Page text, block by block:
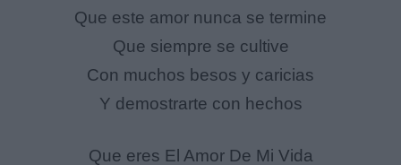
Que este amor nunca se termine
Que siempre se cultive
Con muchos besos y caricias
Y demostrarte con hechos
Que eres El Amor De Mi Vida